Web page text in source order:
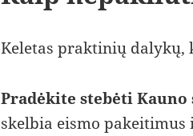
Keletas praktinių dalykų,
Pradėkite stebėti
skelbia eismo pakeitimus